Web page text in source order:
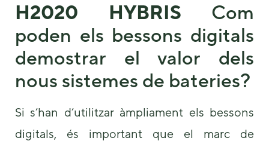
H2020 HYBRIS Com
poden els bessons digitals
demostrar el valor dels
nous sistemes de bateries?
Si s’han d’utilitzar àmpliament els bessons
digitals, és important que el marc de